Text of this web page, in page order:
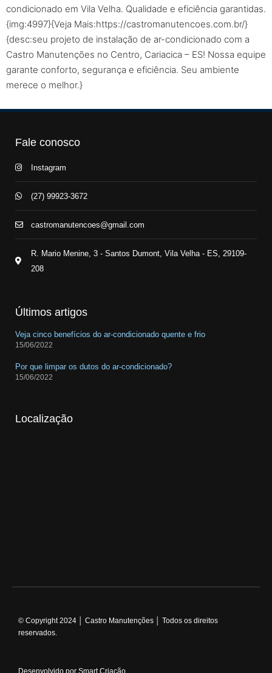
condicionado em Vila Velha. Qualidade e eficiência garantidas.
{img:4997}{Veja Mais:https://castromanutencoes.com.br/}
{desc:seu projeto de instalação de ar-condicionado com a
Castro Manutenções no Centro, Cariacica – ES! Nossa equipe
garante conforto, segurança e eficiência. Seu ambiente
merece o melhor.}
Fale conosco
Instagram
(27) 99923-3672
castromanutencoes@gmail.com
R. Mario Menine, 3 - Santos Dumont, Vila Velha - ES, 29109-
208
Últimos artigos
Veja cinco benefícios do ar-condicionado quente e frio
15/06/2022
Por que limpar os dutos do ar-condicionado?
15/06/2022
Localização
© Copyright 2024 │ Castro Manutenções │ Todos os direitos
reservados.
Desenvolvido por Smart Criação